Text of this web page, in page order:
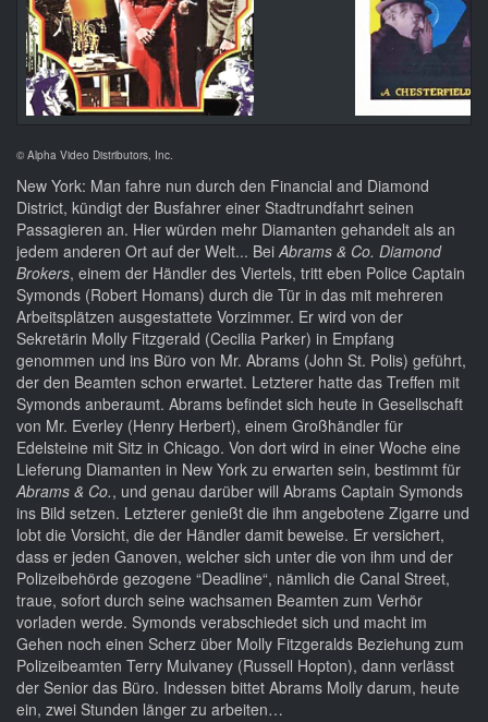
© Alpha Video Distributors, Inc.
New York: Man fahre nun durch den Financial and Diamond
District, kündigt der Busfahrer einer Stadtrundfahrt seinen
Passagieren an. Hier würden mehr Diamanten gehandelt als an
jedem anderen Ort auf der Welt... BeiAbrams & Co. Diamond
Brokers, einem der Händler des Viertels, tritt eben Police Captain
Symonds (Robert Homans) durch die Tür in das mit mehreren
Arbeitsplätzen ausgestattete Vorzimmer. Er wird von der
Sekretärin Molly Fitzgerald (Cecilia Parker) in Empfang
genommen und ins Büro von Mr. Abrams (John St. Polis) geführt,
der den Beamten schon erwartet. Letzterer hatte das Treffen mit
Symonds anberaumt. Abrams befindet sich heute in Gesellschaft
von Mr. Everley (Henry Herbert), einem Großhändler für
Edelsteine mit Sitz in Chicago. Von dort wird in einer Woche eine
Lieferung Diamanten in New York zu erwarten sein, bestimmt für
Abrams & Co., und genau darüber will Abrams Captain Symonds
ins Bild setzen. Letzterer genießt die ihm angebotene Zigarre und
lobt die Vorsicht, die der Händler damit beweise. Er versichert,
dass er jeden Ganoven, welcher sich unter die von ihm und der
Polizeibehörde gezogene “Deadline“, nämlich die Canal Street,
traue, sofort durch seine wachsamen Beamten zum Verhör
vorladen werde. Symonds verabschiedet sich und macht im
Gehen noch einen Scherz über Molly Fitzgeralds Beziehung zum
Polizeibeamten Terry Mulvaney (Russell Hopton), dann verlässt
der Senior das Büro. Indessen bittet Abrams Molly darum, heute
ein, zwei Stunden länger zu arbeiten…